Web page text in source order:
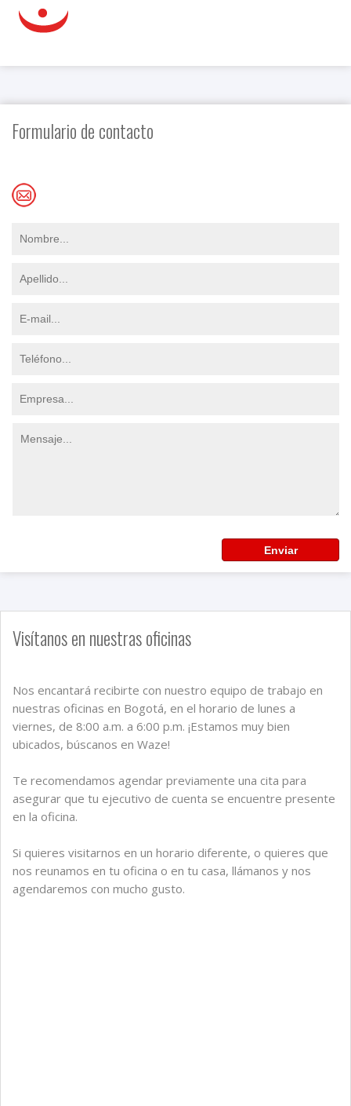
Formulario de contacto
Enviar
Visítanos en nuestras oficinas
Nos encantará recibirte con nuestro equipo de trabajo en
nuestras oficinas en Bogotá, en el horario de lunes a
viernes, de 8:00 a.m. a 6:00 p.m. ¡Estamos muy bien
ubicados, búscanos en Waze!
Te recomendamos agendar previamente una cita para
asegurar que tu ejecutivo de cuenta se encuentre presente
en la oficina.
Si quieres visitarnos en un horario diferente, o quieres que
nos reunamos en tu oficina o en tu casa, llámanos y nos
agendaremos con mucho gusto.